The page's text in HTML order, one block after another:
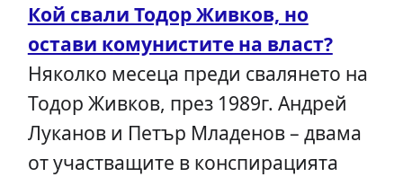
Кой свали Тодор Живков, но
остави комунистите на власт?
Няколко месеца преди свалянето на
Тодор Живков, през 1989г. Андрей
Луканов и Петър Младенов – двама
от участващите в конспирацията